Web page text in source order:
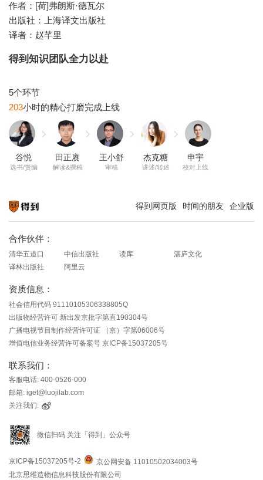
作者：[荷]弗朗斯·德瓦尔
出版社：上海译文出版社
译者：赵芊里
得到知识团队全力以赴
203
谷悦
选书/责编
田正赓
解读&撰稿
王小舒
审稿
杰克糖
讲述/转述
申宇
校对上线
得到网页版 时间的朋友 企业版
合作伙伴：
清华五道口 中信出版社 读库
湛庐文化
译林出版社
阿里云
资质信息：
社会信用代码 91110105306338805Q
出版物经营许可 新出发京批字第直190304号
广播电视节目制作经营许可证 （京）字第06006号
增值电信业务经营许可备案号 京ICP备15037205号
联系我们：
客服电话: 400-0526-000
邮箱: iget@luojilab.com
关注我们:
微信扫码 关注「得到」公众号
京ICP备15037205号-2
京公网安备 11010502034003号
北京思维造物信息科技股份有限公司